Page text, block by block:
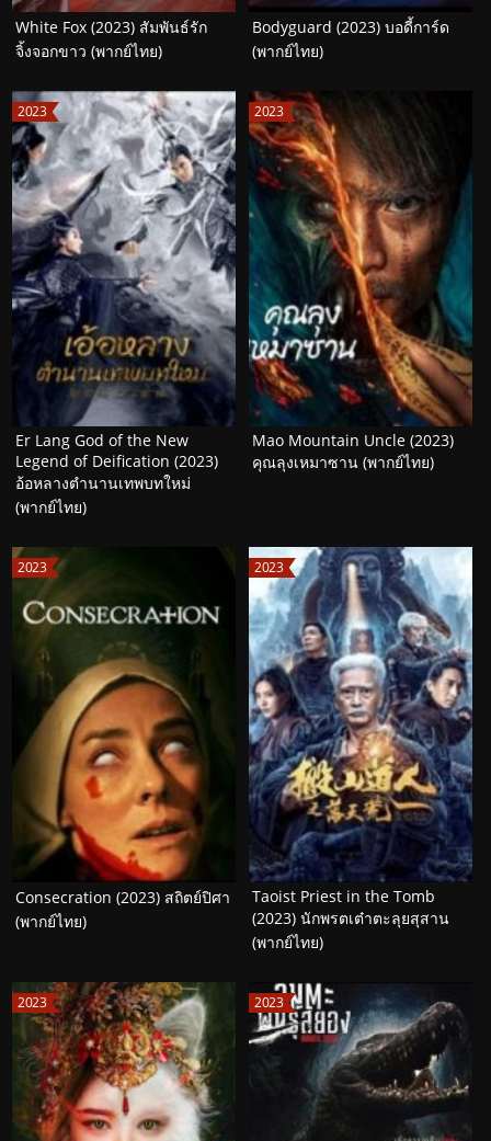
White Fox (2023) สัมพันธ์รัก
จิ้งจอกขาว (พากย์ไทย)
Bodyguard (2023) บอดี้การ์ด
(พากย์ไทย)
2023
Er Lang God of the New
Legend of Deification (2023)
อ้อหลางตำนานเทพบทใหม่
(พากย์ไทย)
2023
Mao Mountain Uncle (2023)
คุณลุงเหมาซาน (พากย์ไทย)
2023
Consecration (2023) สถิตย์ปิศา
(พากย์ไทย)
2023
Taoist Priest in the Tomb
(2023) นักพรตเต๋าตะลุยสุสาน
(พากย์ไทย)
2023 2023